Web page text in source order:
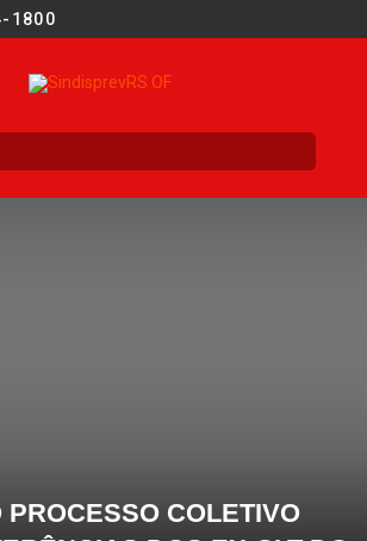
1800
PROCESSO COLETIVO